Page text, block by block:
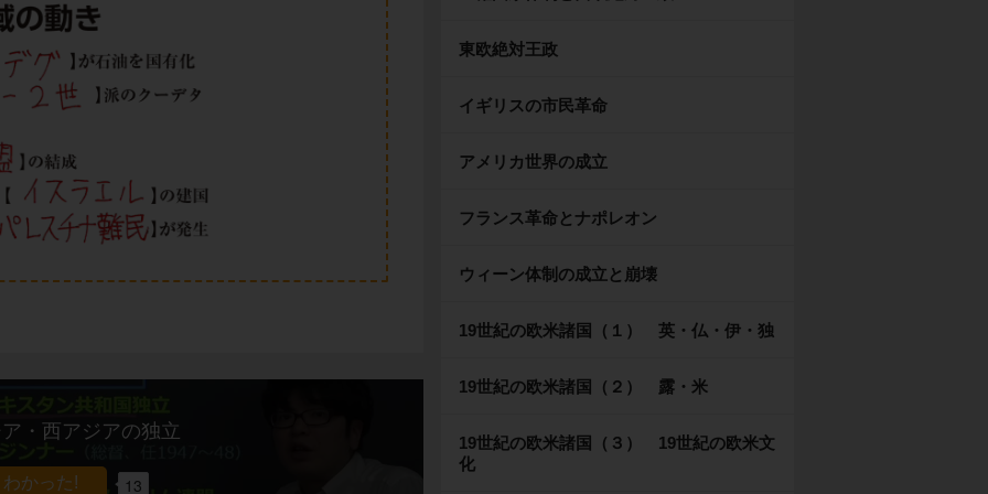
・西アジアの独立
13
東欧絶対王政
イギリスの市民革命
アメリカ世界の成立
フランス革命とナポレオン
ウィーン体制の成立と崩壊
19世紀の欧米諸国（１） 英・仏・伊・独
19世紀の欧米諸国（２） 露・米
19世紀の欧米諸国（３） 19世紀の欧米文
化